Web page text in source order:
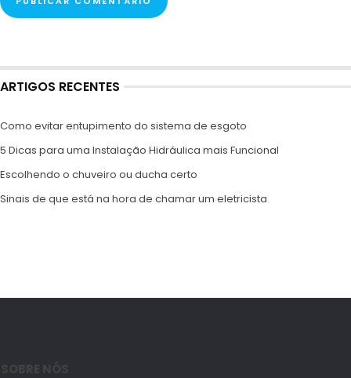
ARTIGOS RECENTES
Como evitar entupimento do sistema de esgoto
5 Dicas para uma Instalação Hidráulica mais Funcional
Escolhendo o chuveiro ou ducha certo
Sinais de que está na hora de chamar um eletricista